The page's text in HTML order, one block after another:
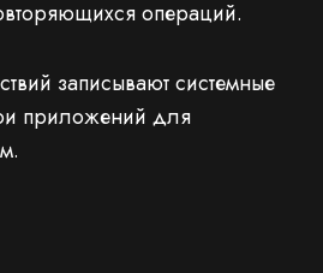
операций.
записывают системные
приложений для